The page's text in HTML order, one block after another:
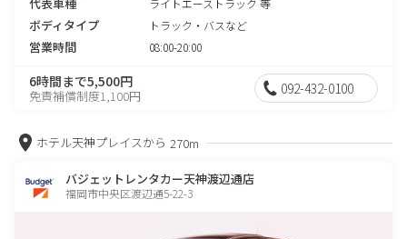
ライトエーストラック 等
ボディタイプ トラック・バスなど
営業時間 08:00-20:00
6時間まで5,500円
免責補償制度1,100円 092-432-0100
ホテル天神プレイスから 270m
バジェットレンタカー天神渡辺通店
福岡市中央区渡辺通5-22-3